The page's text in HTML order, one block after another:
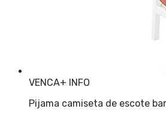
VENCA+ INFO
Pijama camiseta de escote